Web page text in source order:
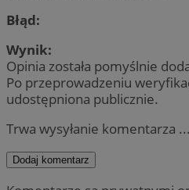
Błąd:
Wynik:
Opinia została pomyślnie
Po przeprowadzeniu
udostępniona publicznie.
Trwa wysyłanie komentarza ...
Dodaj komentarz